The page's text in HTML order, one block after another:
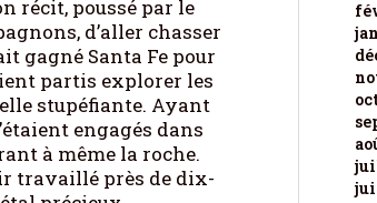
récit, poussé par le
d’aller chasser
gagné Santa Fe pour
partis explorer les
stupéfiante. Ayant
engagés dans
à même la roche.
travaillé près de dix-